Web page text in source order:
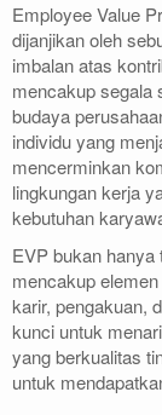
Employee Value
dijanjikan oleh
imbalan atas
mencakup segala
budaya
individu yang
mencerminkan
lingkungan kerja
kebutuhan
EVP bukan hanya
mencakup
karir, pengakuan,
kunci untuk
yang berkualitas
untuk